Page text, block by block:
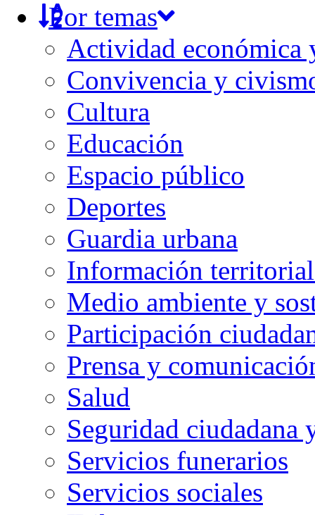
Por temas
Actividad económica
Convivencia y
Cultura
Educación
Espacio público
Deportes
Guardia urbana
Información
Medio ambiente y
Participación
Prensa y
Salud
Seguridad ciudadana
Servicios funerarios
Servicios sociales